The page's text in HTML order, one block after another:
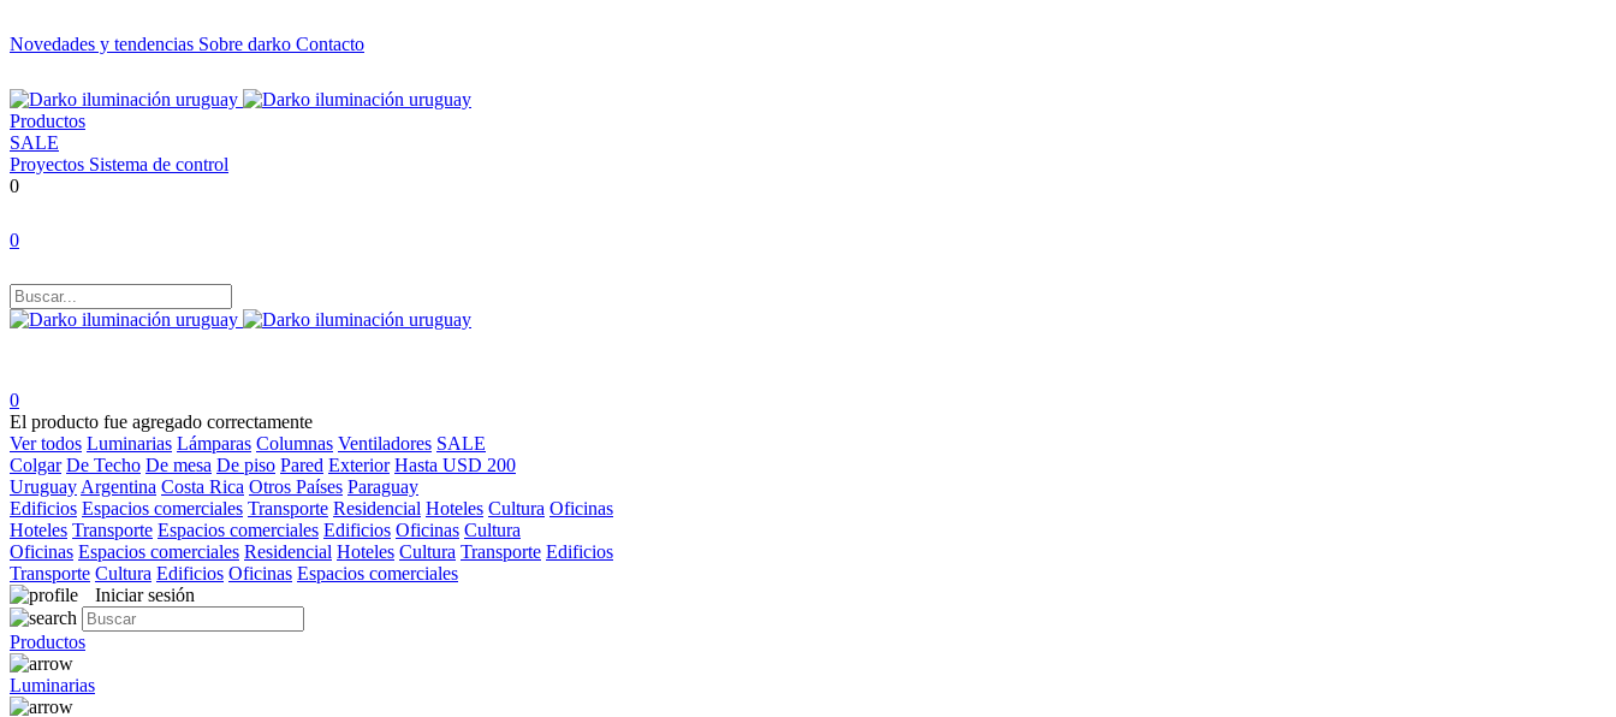
Novedades y tendencias Sobre darko Contacto
Productos
SALE
Proyectos Sistema de control
0
0
0
El producto fue agregado correctamente
Ver todos Luminarias Lámparas Columnas Ventiladores SALE
Colgar De Techo De mesa De piso Pared Exterior Hasta USD 200
Uruguay Argentina Costa Rica Otros Países Paraguay
Edificios Espacios comerciales Transporte Residencial Hoteles Cultura Oficinas
Hoteles Transporte Espacios comerciales Edificios Oficinas Cultura
Oficinas Espacios comerciales Residencial Hoteles Cultura Transporte Edificios
Transporte Cultura Edificios Oficinas Espacios comerciales
Iniciar sesión
Productos
Luminarias